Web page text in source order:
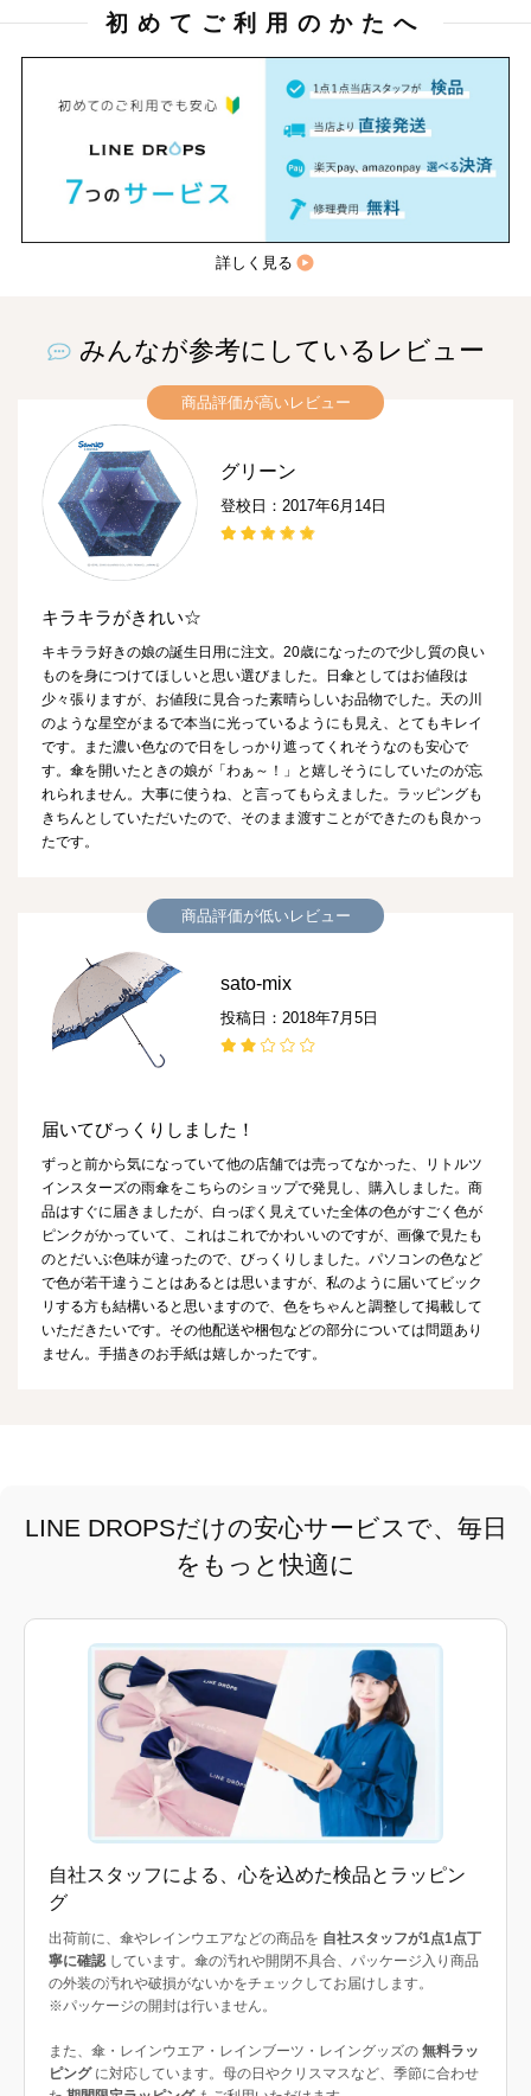
初めてご利用のかたへ
詳しく見る
みんなが参考にしているレビュー
商品評価が高いレビュー
グリーン
登校日：2017年6月14日
キラキラがきれい☆
キキララ好きの娘の誕生日用に注文。20歳になったので少し質の良い
ものを身につけてほしいと思い選びました。日傘としてはお値段は
少々張りますが、お値段に見合った素晴らしいお品物でした。天の川
のような星空がまるで本当に光っているようにも見え、とてもキレイ
です。また濃い色なので日をしっかり遮ってくれそうなのも安心で
す。傘を開いたときの娘が「わぁ～！」と嬉しそうにしていたのが忘
れられません。大事に使うね、と言ってもらえました。ラッピングも
きちんとしていただいたので、そのまま渡すことができたのも良かっ
たです。
商品評価が低いレビュー
sato-mix
投稿日：2018年7月5日
届いてびっくりしました！
ずっと前から気になっていて他の店舗では売ってなかった、リトルツ
インスターズの雨傘をこちらのショップで発見し、購入しました。商
品はすぐに届きましたが、白っぽく見えていた全体の色がすごく色が
ピンクがかっていて、これはこれでかわいいのですが、画像で見たも
のとだいぶ色味が違ったので、びっくりしました。パソコンの色など
で色が若干違うことはあるとは思いますが、私のように届いてビック
リする方も結構いると思いますので、色をちゃんと調整して掲載して
いただきたいです。その他配送や梱包などの部分については問題あり
ません。手描きのお手紙は嬉しかったです。
LINE DROPSだけの安心サービスで、毎日
をもっと快適に
自社スタッフによる、心を込めた検品とラッピン
グ
出荷前に、傘やレインウエアなどの商品を 自社スタッフが1点1点丁
寧に確認しています。傘の汚れや開閉不具合、パッケージ入り商品
の外装の汚れや破損がないかをチェックしてお届けします。
※パッケージの開封は行いません。
また、傘・レインウエア・レインブーツ・レイングッズの 無料ラッ
ピングに対応しています。母の日やクリスマスなど、季節に合わせ